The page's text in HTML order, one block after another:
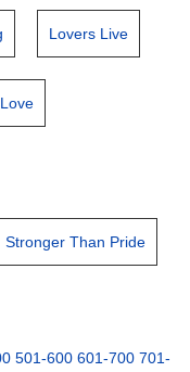
Lovers Live
Stronger Than Pride
501-600 601-700 701-